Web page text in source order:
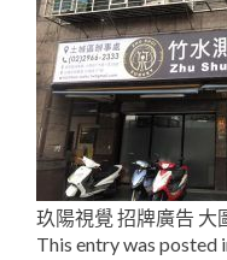
玖陽視覺 招牌廣告 大
This entry was posted